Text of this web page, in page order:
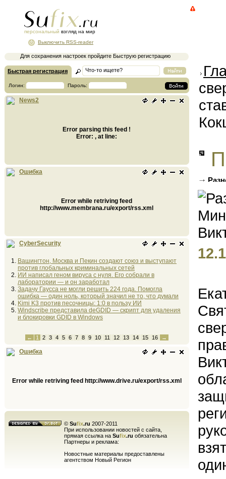
персональный взгляд на мир
Для сохранения настроек пройдите Быструю регистрацию
Выключить RSS-reader
Быстрая регистрация
Логин: Пароль:
News2
Error parsing this feed !
Error: , at line:
Ошибка
Error while retriving feed
http://www.membrana.ru/export/rss.xml
CyberSecurity
Вашингтон, Москва и Пекин создают союз и выступают
против глобальных криминальных сетей
ИИ написал геном вируса с нуля. Его собрали в
лаборатории — и он заработал
Задачу Гаусса не могли решить 224 года. Помогла
ошибка — один ноль, который значил не то, что думали
Kimi K3 против песочницы: 1:0 в пользу ИИ
Windscribe представила deGDID — скрипт для удаления
и блокировки GDID в Windows
← 1 2 3 4 5 6 7 8 9 10 11 12 13 14 15 16 →
Ошибка
Error while retriving feed http://www.drive.ru/export/rss.xml
© Sufix.ru 2007-2011
При использовании новостей с сайта,
прямая ссылка на Sufix.ru обязательна
Партнеры и реклама:
Новостные материалы предоставлены
агентством Новый Регион